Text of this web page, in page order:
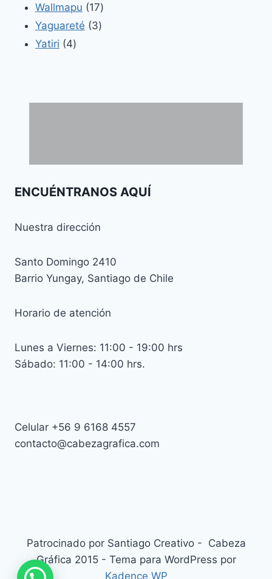
Wallmapu 1717
productos
Yaguareté 33
Yatiri 44
ENCUÉNTRANOS AQUÍ
Nuestra dirección
Santo Domingo 2410
Barrio Yungay, Santiago de Chile
Horario de atención
Lunes a Viernes: 11:00 - 19:00 hrs
Sábado: 11:00 - 14:00 hrs.
Celular +56 9 6168 4557
contacto@cabezagrafica.com
Patrocinado por Santiago Creativo - Cabeza
Gráfica 2015 - Tema para WordPress por
Kadence WP